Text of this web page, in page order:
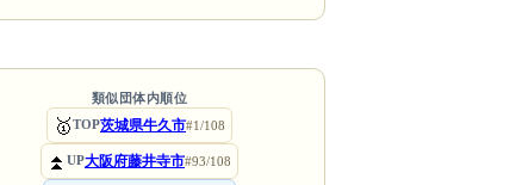
類似団体内順位
🥇TOP茨城県牛久市#1/108
⏫ UP大阪府藤井寺市#93/108